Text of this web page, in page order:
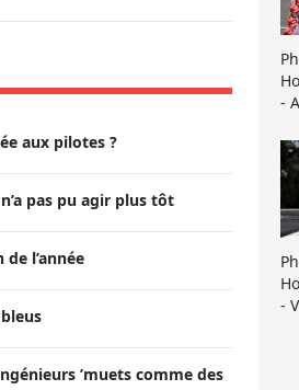
aux pilotes ?
pas pu agir plus tôt
l’année
’muets comme des
-
-